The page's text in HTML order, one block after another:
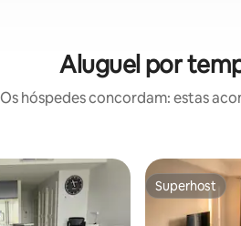
Aluguel por
Os hóspedes concordam: estas
Superhost
Superhost